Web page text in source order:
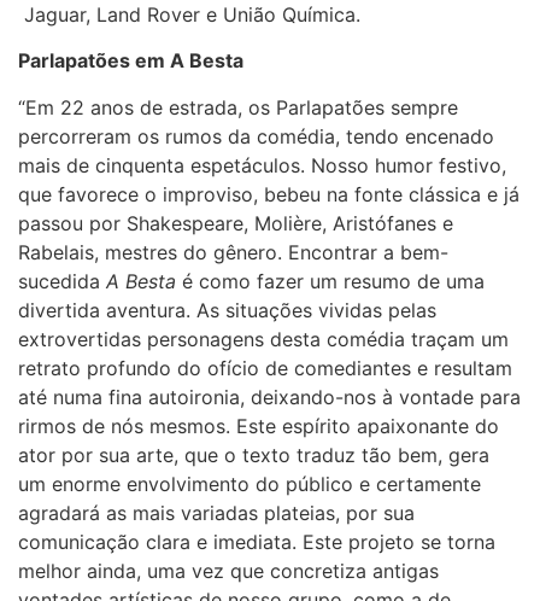
Jaguar, Land Rover e União Química.
Parlapatões em A Besta
“Em 22 anos de estrada, os Parlapatões sempre
percorreram os rumos da comédia, tendo encenado
mais de cinquenta espetáculos. Nosso humor festivo,
que favorece o improviso, bebeu na fonte clássica e já
passou por Shakespeare, Molière, Aristófanes e
Rabelais, mestres do gênero. Encontrar a bem-
sucedida A Besta é como fazer um resumo de uma
divertida aventura. As situações vividas pelas
extrovertidas personagens desta comédia traçam um
retrato profundo do ofício de comediantes e resultam
até numa fina autoironia, deixando-nos à vontade para
rirmos de nós mesmos. Este espírito apaixonante do
ator por sua arte, que o texto traduz tão bem, gera
um enorme envolvimento do público e certamente
agradará as mais variadas plateias, por sua
comunicação clara e imediata. Este projeto se torna
melhor ainda, uma vez que concretiza antigas